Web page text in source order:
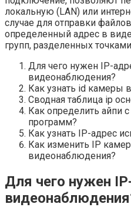
локальную (LAN) или
случае для отправки
определенный адрес в
групп, разделенных
Для чего нужен IP-
видеонаблюдения?
Как узнать id камеры
Сводная таблица ip
Как определить
программ?
Как узнать IP-адрес
Как изменить IP
видеонаблюдения?
Для чего нужен